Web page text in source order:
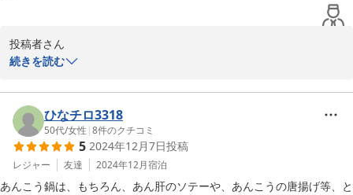
今季〜4月19日まで
【あんこう鍋フルコースグレードアップ】
極旨あんこう鍋・あん肝・とも酢
あん唐・あんソテー・〆は雑炊
-----------------------------------------
〜季節のお料理が味わえるお宿〜
潮騒の宿丸徳　　薄井
近所の阿字ヶ浦駅の開運鐵道神社、ほしいも神社や酒列磯前神社も良か
投稿者さん
ご宿泊ありがとうございます。
季節にもよりますが
お店によってオススメの魚や商品
鮮度など、さまざまだと思いますが
続きを読む
ひなチロ3318
50代/女性 |8件のクチコミ
5 2024年12月7日投稿
レジャー 友達 2024年12月宿泊
あんこう鍋は、もちろん、あん肝のソテーや、あんこうの唐揚げ等、と